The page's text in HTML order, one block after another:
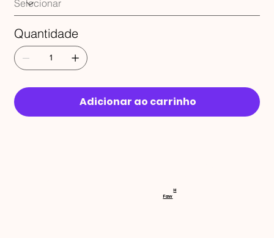
Quantidade
Adicionar ao carrinho
RECEBA
Faw
H